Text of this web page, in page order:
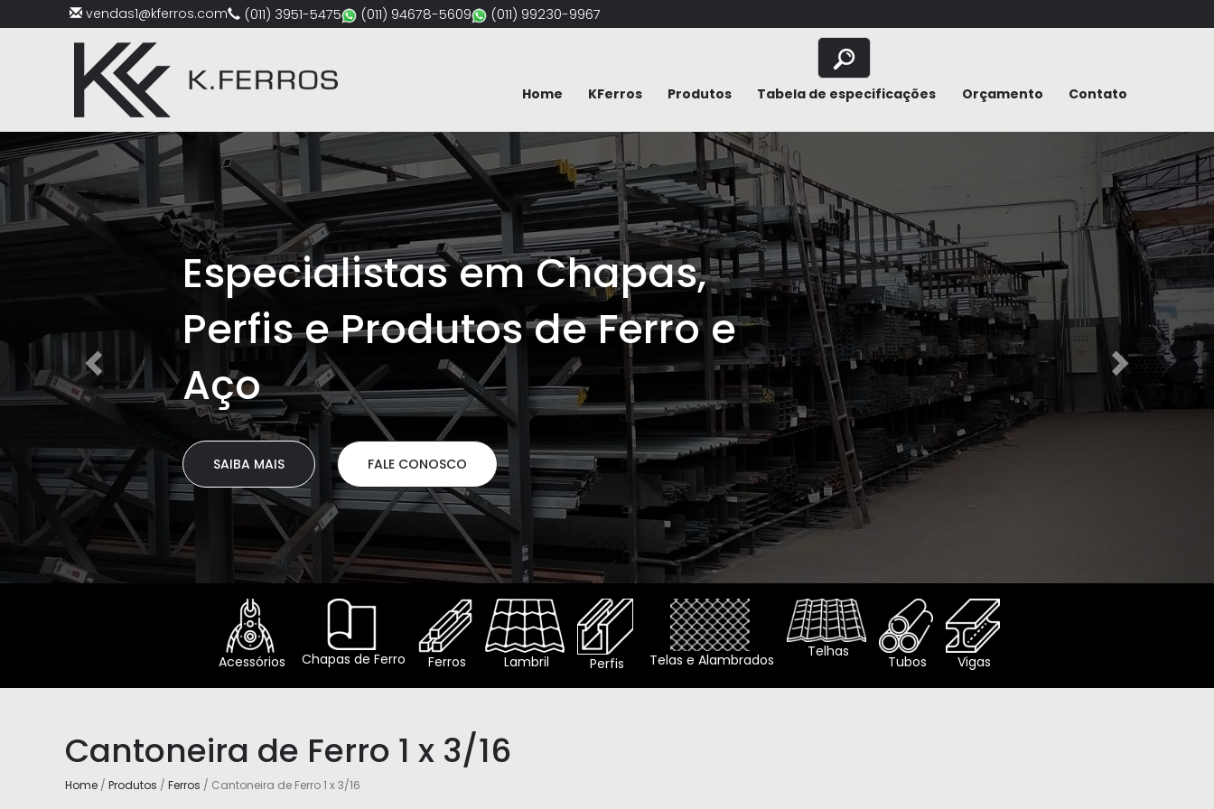
vendas1@kferros.com (011) 3951-5475 (011) 94678-5609 (011) 99230-9967
Home KFerros Produtos Tabela de especificações Orçamento Contato
Especialistas em Chapas,
Perfis e Produtos de Ferro e
Aço
SAIBA MAIS FALE CONOSCO
Previous Next
Acessórios Chapas de Ferro Ferros Lambril Perfis Telas e Alambrados
Telhas
Tubos Vigas
Cantoneira de Ferro 1 x 3/16
Home / Produtos / Ferros / Cantoneira de Ferro 1 x 3/16